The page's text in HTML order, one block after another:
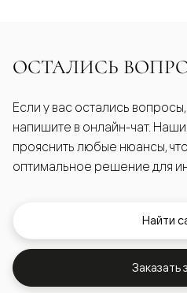
ОСТАЛИСЬ
Если у вас остались
напишите в онлайн-чат. Наши
прояснить любые нюансы,
оптимальное решение для
Найти
Заказать